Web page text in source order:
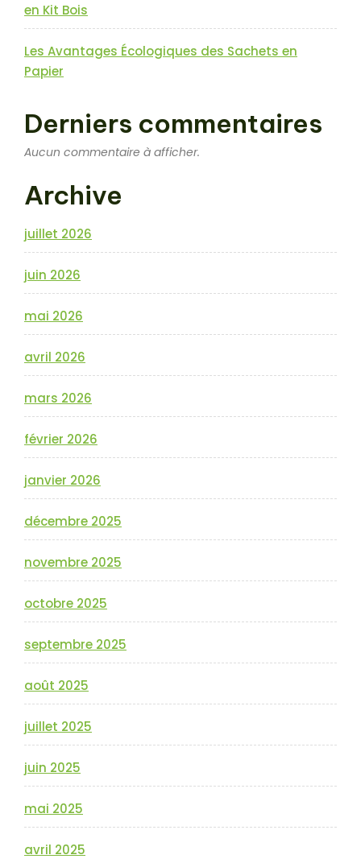
en Kit Bois
Les Avantages Écologiques des Sachets en
Papier
Derniers commentaires
Aucun commentaire à afficher.
Archive
juillet 2026
juin 2026
mai 2026
avril 2026
mars 2026
février 2026
janvier 2026
décembre 2025
novembre 2025
octobre 2025
septembre 2025
août 2025
juillet 2025
juin 2025
mai 2025
avril 2025